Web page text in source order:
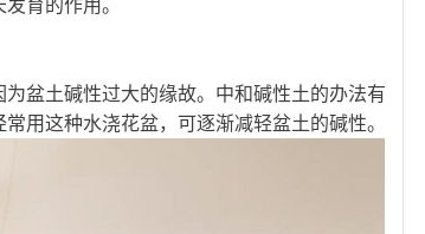
育的作用。
盆土碱性过大的缘故。中和碱性土的办法有
用这种水浇花盆，可逐渐减轻盆土的碱性。